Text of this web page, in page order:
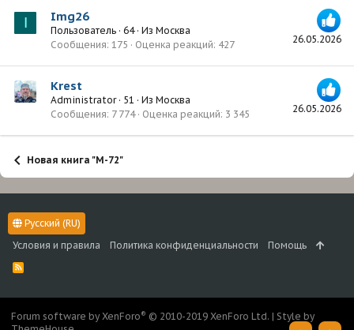
I
26.05.2026
Img26
Пользователь · 64 · Из Москва
Сообщения 175 Оценка реакций 427
26.05.2026
Krest
Administrator · 51 · Из Москва
Сообщения 7 774 Оценка реакций 3 345
Новая книга "М-72"
Русский (RU)
Условия и правила
Политика конфиденциальности Помощь
R
Forum software by XenForo® © 2010-2019 XenForo Ltd. | Style by